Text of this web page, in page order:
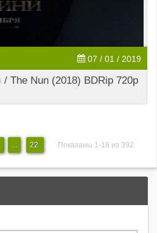
07 / 01 / 2019
The Nun (2018) BDRip 720p
... 22 Показаны 1-18 из 392